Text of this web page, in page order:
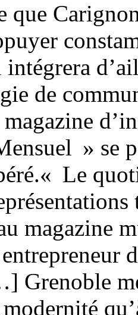
que
de
» se
Le
magazine
Grenoble